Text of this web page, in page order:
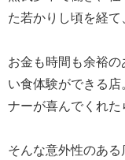
た若かりし頃を経て
お金も時間も余裕
い食体験ができる
ナーが喜んでくれた
そんな意外性のあ